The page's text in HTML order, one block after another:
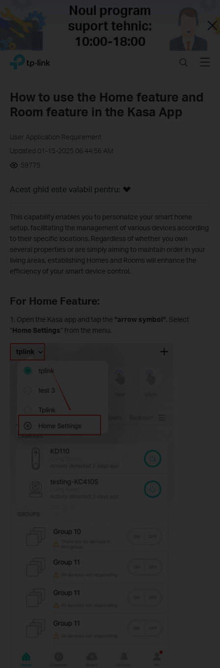
Close
Click
navigation
TP-Link, Reliably Smart SearchMenu
How to use the Home feature and
Room feature in the Kasa App
User Application Requirement
Updated 01-15-2025 06:44:56 AM
59775
Acest ghid este valabil pentru:
This capability enables you to personalize your smart home
setup, facilitating the management of various devices according
to their specific locations. Regardless of whether you own
several properties or are simply aiming to maintain order in your
living areas, establishing Homes and Rooms will enhance the
efficiency of your smart device control.
For Home Feature:
1. Open the Kasa app and tap the “arrow symbol”. Select
“Home Settings” from the menu.